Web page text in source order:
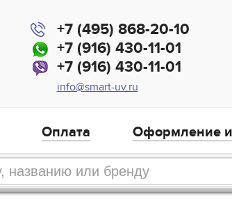
+7 (495) 868-20-10
+7 (916) 430-11-01
+7 (916) 430-11-01
info@smart-uv.ru
Оплата Оформление и